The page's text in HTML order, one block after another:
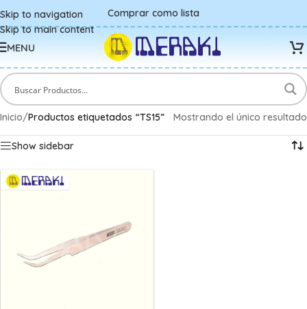
Skip to navigation
Skip to main content
Comprar como lista
MENU
Inicio/Productos etiquetados “TS15” Mostrando el único resultado
Show sidebar